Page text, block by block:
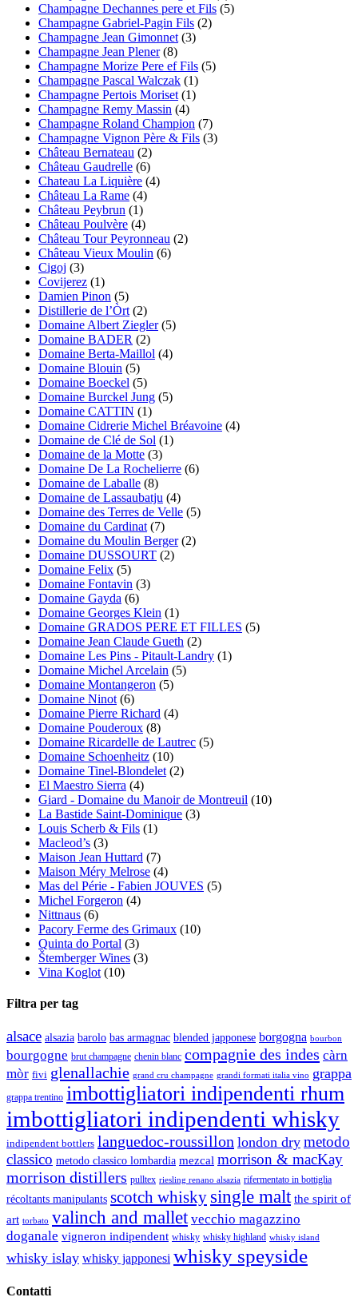
Al momento non disponibile
Champagne Dechannes pere et Fils (5)
Champagne Gabriel-Pagin Fils (2)
Champagne Jean Gimonnet (3)
Champagne Jean Plener (8)
Champagne Morize Pere ef Fils (5)
Champagne Pascal Walczak (1)
Champagne Pertois Moriset (1)
Champagne Remy Massin (4)
Champagne Roland Champion (7)
Champagne Vignon Père & Fils (3)
Château Bernateau (2)
Château Gaudrelle (6)
Chateau La Liquière (4)
Château La Rame (4)
Château Peybrun (1)
Château Poulvère (4)
Château Tour Peyronneau (2)
Château Vieux Moulin (6)
Cigoj (3)
Covijerez (1)
Damien Pinon (5)
Distillerie de l’Òrt (2)
Domaine Albert Ziegler (5)
Domaine BADER (2)
Domaine Berta-Maillol (4)
Domaine Blouin (5)
Domaine Boeckel (5)
Domaine Burckel Jung (5)
Domaine CATTIN (1)
Domaine Cidrerie Michel Bréavoine (4)
Domaine de Clé de Sol (1)
Domaine de la Motte (3)
Domaine De La Rochelierre (6)
Domaine de Laballe (8)
Domaine de Lassaubatju (4)
Domaine des Terres de Velle (5)
Domaine du Cardinat (7)
Domaine du Moulin Berger (2)
Domaine DUSSOURT (2)
Domaine Felix (5)
Domaine Fontavin (3)
Domaine Gayda (6)
Domaine Georges Klein (1)
Domaine GRADOS PERE ET FILLES (5)
Domaine Jean Claude Gueth (2)
Domaine Les Pins - Pitault-Landry (1)
Domaine Michel Arcelain (5)
Domaine Montangeron (5)
Domaine Ninot (6)
Domaine Pierre Richard (4)
Domaine Pouderoux (8)
Domaine Ricardelle de Lautrec (5)
Domaine Schoenheitz (10)
Domaine Tinel-Blondelet (2)
El Maestro Sierra (4)
Giard - Domaine du Manoir de Montreuil (10)
La Bastide Saint-Dominique (3)
Louis Scherb & Fils (1)
Macleod’s (3)
Maison Jean Huttard (7)
Maison Méry Melrose (4)
Mas del Périe - Fabien JOUVES (5)
Michel Forgeron (4)
Nittnaus (6)
Pacory Ferme des Grimaux (10)
Quinta do Portal (3)
Štemberger Wines (3)
Vina Koglot (10)
Filtra per tag
alsace alsazia barolo bas armagnac blended japponese borgogna bourbon
bourgogne brut champagne chenin blanc compagnie des indes càrn
mòr fivi glenallachie grand cru champagne grandi formati italia vino grappa
grappa trentino imbottigliatori indipendenti rhum
imbottigliatori indipendenti whisky
indipendent bottlers languedoc-roussillon london dry metodo
classico metodo classico lombardia mezcal morrison & macKay
morrison distillers pulltex riesling renano alsazia rifermentato in bottiglia
récoltants manipulants scotch whisky single malt the spirit of
art torbato valinch and mallet vecchio magazzino
doganale vigneron indipendent whisky whisky highland whisky island
whisky islay whisky japponesi whisky speyside
Contatti